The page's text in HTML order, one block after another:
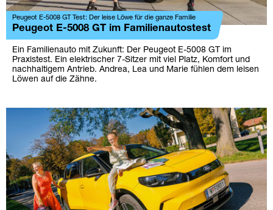
Peugeot E-5008 GT Test: Der leise Löwe für die ganze Familie
Peugeot E-5008 GT im Familienautostest
Ein Familienauto mit Zukunft: Der Peugeot E-5008 GT im
Praxistest. Ein elektrischer 7-Sitzer mit viel Platz, Komfort und
nachhaltigem Antrieb. Andrea, Lea und Marie fühlen dem leisen
Löwen auf die Zähne.